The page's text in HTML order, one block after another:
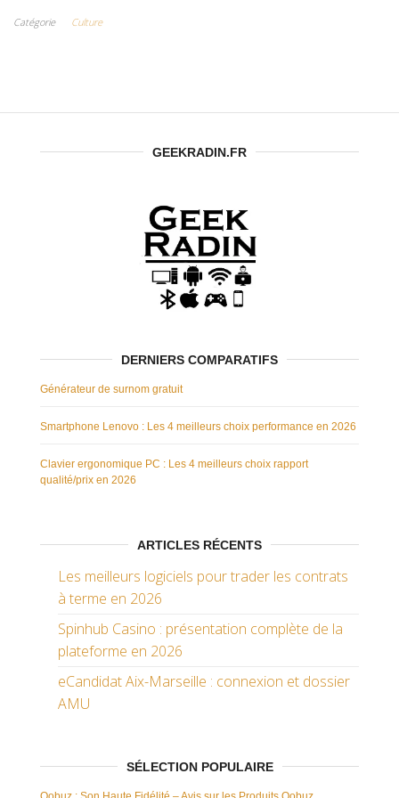
pas rater !
Catégorie Culture
GEEKRADIN.FR
DERNIERS COMPARATIFS
Générateur de surnom gratuit
Smartphone Lenovo : Les 4 meilleurs choix performance en 2026
Clavier ergonomique PC : Les 4 meilleurs choix rapport
qualité/prix en 2026
ARTICLES RÉCENTS
Les meilleurs logiciels pour trader les contrats
à terme en 2026
Spinhub Casino : présentation complète de la
plateforme en 2026
eCandidat Aix-Marseille : connexion et dossier
AMU
SÉLECTION POPULAIRE